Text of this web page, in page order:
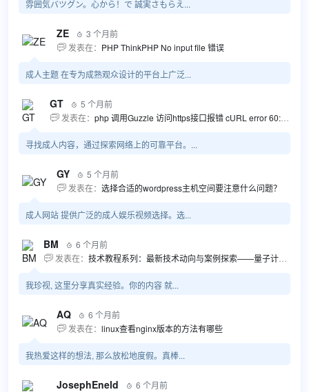
雰囲気バツグン。心から！で 誠実さもらえ...
ZE  3 个月前
 发表在： PHP ThinkPHP No input file 错误
成人主题 在专为成熟观众设计的平台上广泛...
GT  5 个月前
 发表在： php 调用Guzzle 访问https接口报错 cURL error 60: SSL certificate problem...
寻找成人内容，通过探索网络上的可靠平台。...
GY  5 个月前
 发表在： 选择合适的wordpress主机空间要注意什么问题？
成人网站 提供广泛的成人娱乐视频选择。选...
BM  6 个月前
 发表在： 技术教程系列：最新技术动向与案例探索——量子计算商业应用揭秘 该教程将深入探索最新技术动态，重点关注量子计算技术在商业领域的应用，结合具体案例阐述其背景、起因、经过和结果。同时，强调技术文档和运维文档的重要性，揭示它们在新技术发展和行业标准...
我珍视, 这里分享真实经验。你的内容 就...
AQ  6 个月前
 发表在： linux查看nginx版本的方法有哪些
我热爱这样的想法, 那么放松地度假。真棒...
JosephEneld  6 个月前